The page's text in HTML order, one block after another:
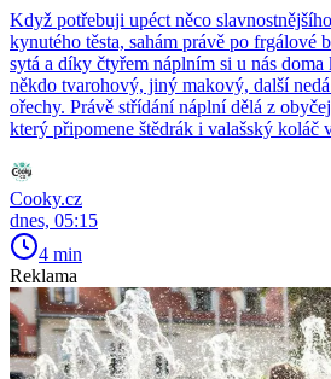
Když potřebuji upéct něco
kynutého těsta, sahám právě po frgálové
sytá a díky čtyřem náplním si u nás
někdo tvarohový, jiný makový, další
ořechy. Právě střídání náplní dělá z
který připomene štědrák i valašský koláč
Cooky.cz
dnes, 05:15
4 min
Reklama